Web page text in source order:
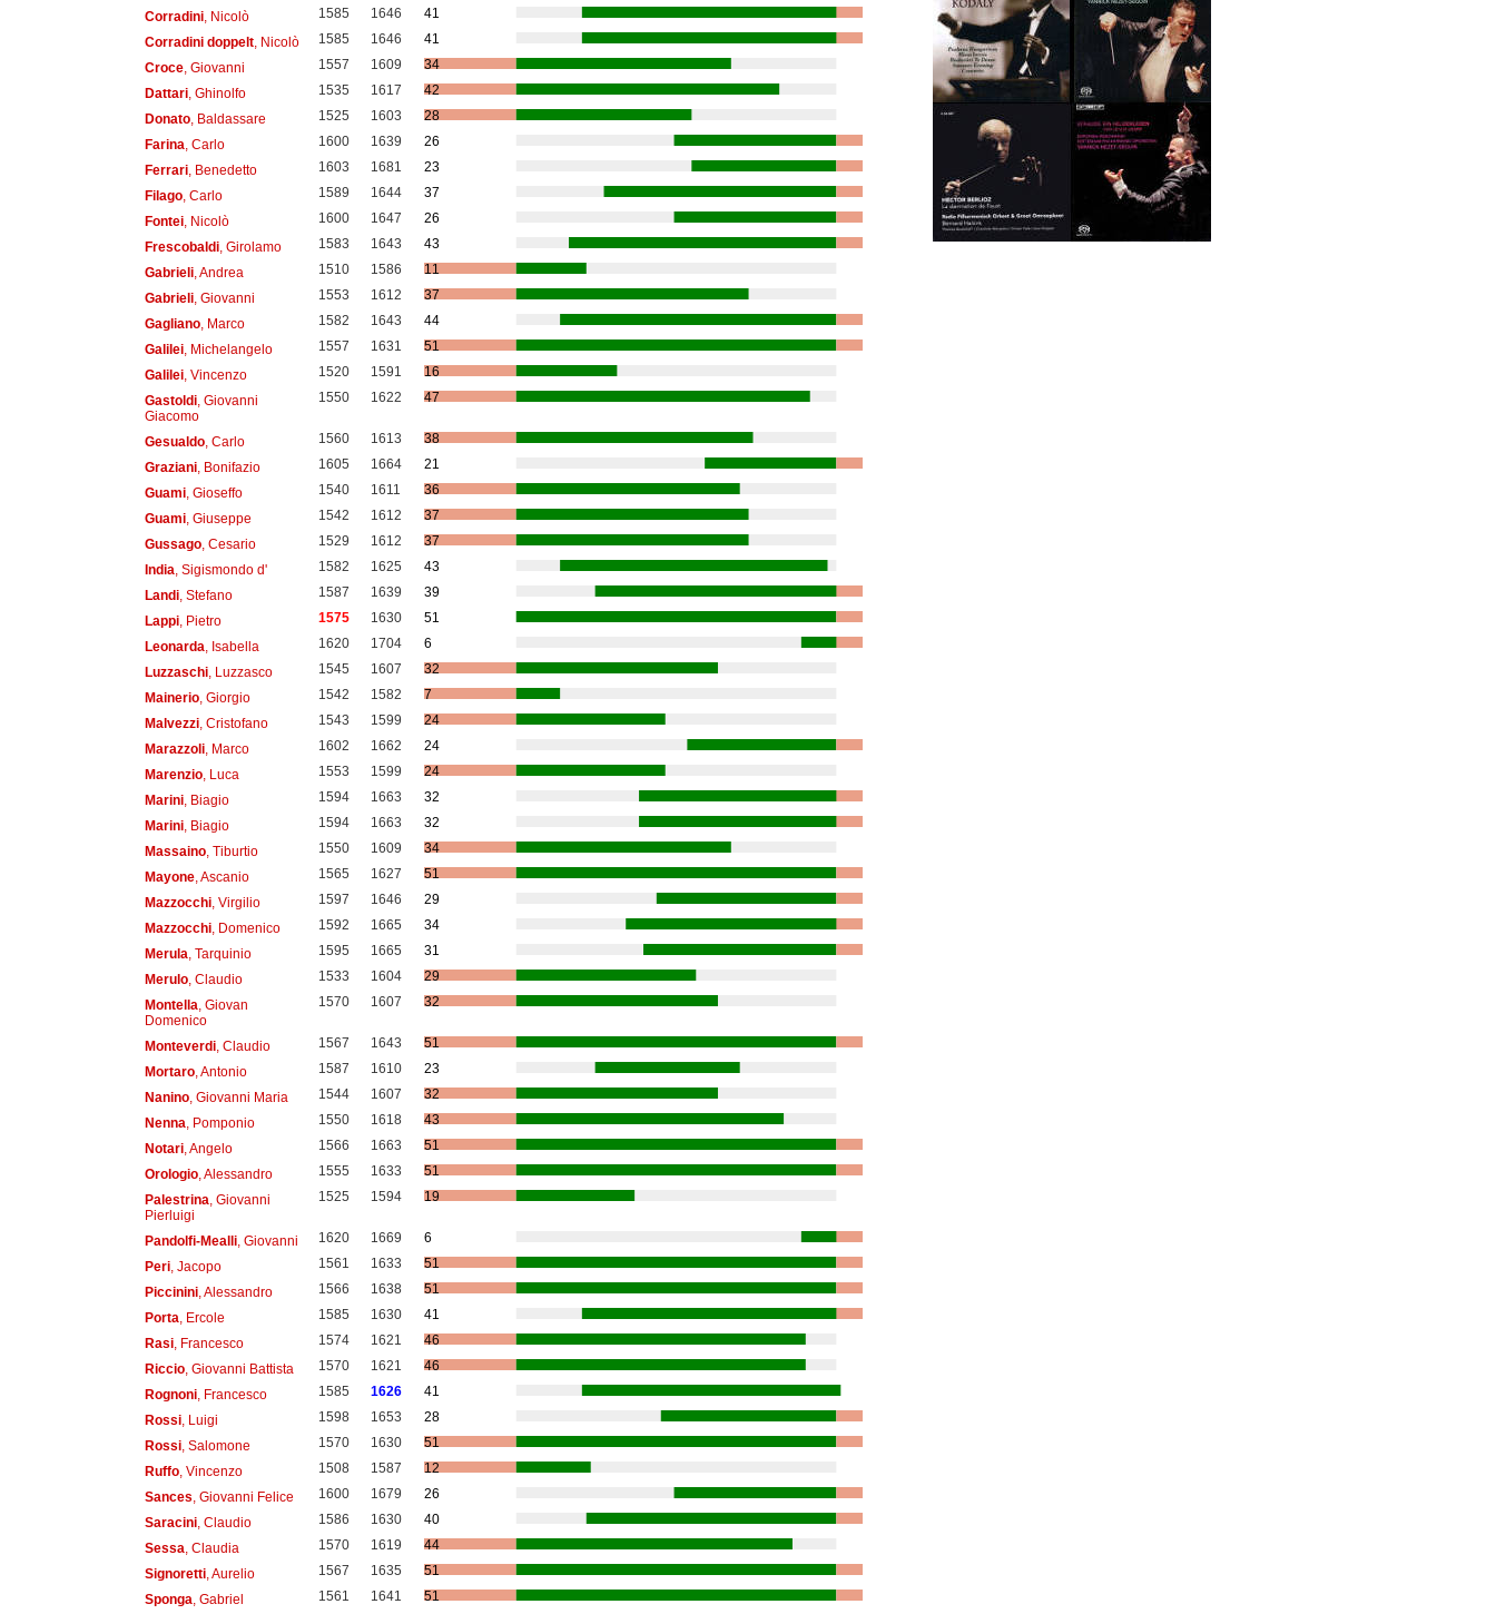
Corradini, Nicolò 1585 1646
41
Corradini doppelt, Nicolò 1585 1646
41
Croce, Giovanni 1557 1609
34
Dattari, Ghinolfo 1535 1617
42
Donato, Baldassare 1525 1603
28
Farina , Carlo 1600 1639
26
Ferrari, Benedetto 1603 1681
23
Filago, Carlo 1589 1644
37
Fontei, Nicolò 1600 1647
26
Frescobaldi, Girolamo 1583 1643
43
Gabrieli, Andrea 1510 1586
11
Gabrieli, Giovanni 1553 1612
37
Gagliano, Marco 1582 1643
44
Galilei, Michelangelo 1557 1631
51
Galilei, Vincenzo 1520 1591
16
Gastoldi, Giovanni
Giacomo
1550 1622 47
Gesualdo, Carlo 1560 1613
38
Graziani, Bonifazio 1605 1664
21
Guami, Gioseffo 1540 1611
36
Guami, Giuseppe 1542 1612
37
Gussago, Cesario 1529 1612
37
India , Sigismondo d' 1582 1625
43
Landi, Stefano 1587 1639
39
Lappi, Pietro 1575 1630
51
Leonarda , Isabella 1620 1704
6
Luzzaschi, Luzzasco 1545 1607
32
Mainerio, Giorgio 1542 1582
7
Malvezzi, Cristofano 1543 1599
24
Marazzoli, Marco 1602 1662
24
Marenzio, Luca 1553 1599
24
Marini, Biagio 1594 1663
32
Marini, Biagio 1594 1663
32
Massaino, Tiburtio 1550 1609
34
Mayone, Ascanio 1565 1627
51
Mazzocchi, Virgilio 1597 1646
29
Mazzocchi, Domenico 1592 1665
34
Merula , Tarquinio 1595 1665
31
Merulo, Claudio 1533 1604
29
Montella , Giovan
Domenico
1570 1607 32
Monteverdi, Claudio 1567 1643
51
Mortaro, Antonio 1587 1610
23
Nanino, Giovanni Maria 1544 1607
32
Nenna , Pomponio 1550 1618
43
Notari, Angelo 1566 1663
51
Orologio, Alessandro 1555 1633
51
Palestrina , Giovanni
Pierluigi
1525 1594 19
Pandolfi-Mealli, Giovanni 1620 1669
6
Peri, Jacopo 1561 1633
51
Piccinini, Alessandro 1566 1638
51
Porta , Ercole 1585 1630
41
Rasi, Francesco 1574 1621
46
Riccio, Giovanni Battista 1570 1621
46
Rognoni, Francesco 1585 1626
41
Rossi, Luigi 1598 1653
28
Rossi, Salomone 1570 1630
51
Ruffo, Vincenzo 1508 1587
12
Sances , Giovanni Felice 1600 1679
26
Saracini, Claudio 1586 1630
40
Sessa , Claudia 1570 1619
44
Signoretti, Aurelio 1567 1635
51
Sponga , Gabriel 1561 1641 51